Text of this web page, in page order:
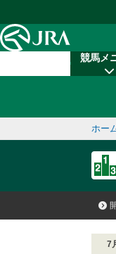
競馬メ
ホー
7